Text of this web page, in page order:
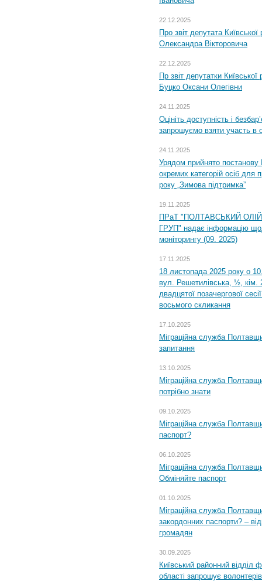
22.12.2025
Про звіт депутата
Олександра Вікторовича
22.12.2025
Пр звіт депутатки
Буцко Оксани Олегівни
24.11.2025
Оцініть доступність і
запрошуємо взяти участь в
24.11.2025
Урядом прийнято постанову
окремих категорій осіб для
року „Зимова підтримка”
19.11.2025
ПРаТ "ПОЛТАВСЬКИЙ
ГРУП" надає інформацію
моніторингу (09. 2025)
17.11.2025
18 листопада 2025 року о
вул. Решетилівська, ½, кім.
двадцятої позачергової
восьмого скликання
17.10.2025
Міграційна служба
запитання
13.10.2025
Міграційна служба
потрібно знати
09.10.2025
Міграційна служба
паспорт?
06.10.2025
Міграційна служба
Обміняйте паспорт
01.10.2025
Міграційна служба
закордонних паспорти? –
громадян
30.09.2025
Київський районний відділ
області запрошує